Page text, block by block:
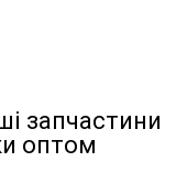
запчастини
оптом